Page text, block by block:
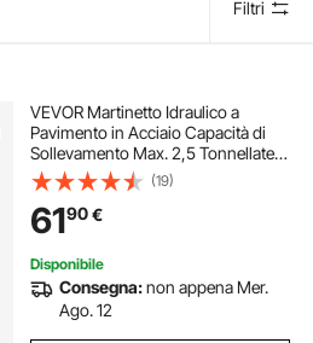
Filtri
VEVOR Martinetto Idraulico a
Pavimento in Acciaio Capacità di
Sollevamento Max. 2,5 Tonnellate
per Riparazione Auto Barca Veicolo,
Sollevatore con Ruote Altezza
Regolabile tra 85-380mm da Auto
Camion
(19)
6190€
Disponibile
Consegna:non appena Mer.
Ago. 12